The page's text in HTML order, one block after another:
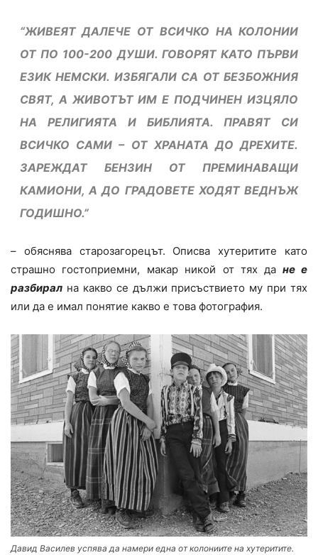
“ЖИВЕЯТ ДАЛЕЧЕ ОТ ВСИЧКО НА КОЛОНИИ
ОТ ПО 100-200 ДУШИ. ГОВОРЯТ КАТО ПЪРВИ
ЕЗИК НЕМСКИ. ИЗБЯГАЛИ СА ОТ БЕЗБОЖНИЯ
СВЯТ, А ЖИВОТЪТ ИМ Е ПОДЧИНЕН ИЗЦЯЛО
НА РЕЛИГИЯТА И БИБЛИЯТА. ПРАВЯТ СИ
ВСИЧКО САМИ – ОТ ХРАНАТА ДО ДРЕХИТЕ.
ЗАРЕЖДАТ БЕНЗИН ОТ ПРЕМИНАВАЩИ
КАМИОНИ, А ДО ГРАДОВЕТЕ ХОДЯТ ВЕДНЪЖ
ГОДИШНО.”
– обяснява старозагорецът. Описва хутеритите като
страшно гостоприемни, макар никой от тях да не е
разбирал на какво се дължи присъствието му при тях
или да е имал понятие какво е това фотография.
Давид Василев успява да намери една от колониите на хутеритите.